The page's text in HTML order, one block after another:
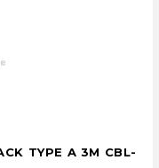
TYPE A 3M CBL-